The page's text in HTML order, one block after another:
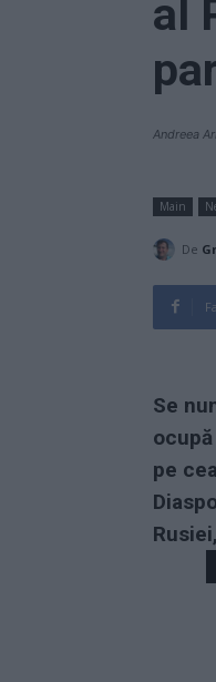
al
Andreea
Main
De
Se
pe